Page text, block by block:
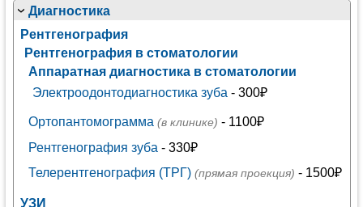
Диагностика
Рентгенография
Рентгенография в стоматологии
Аппаратная диагностика в стоматологии
Электроодонтодиагностика зуба - 300₽
Ортопантомограмма (в клинике) - 1100₽
Рентгенография зуба - 330₽
Телерентгенография (ТРГ) (прямая проекция) - 1500₽
УЗИ